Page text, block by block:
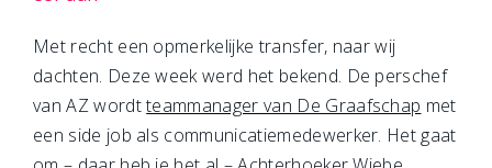
Met recht een opmerkelijke transfer, naar wij
dachten. Deze week werd het bekend. De perschef
van AZ wordtteammanager van De Graafschap met
een side job als communicatiemedewerker. Het gaat